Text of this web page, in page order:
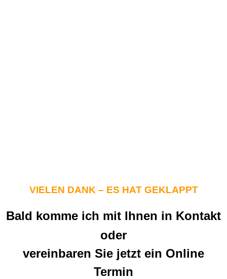
VIELEN DANK – ES HAT GEKLAPPT
Bald komme ich mit Ihnen in Kontakt
oder
vereinbaren Sie jetzt ein Online
Termin